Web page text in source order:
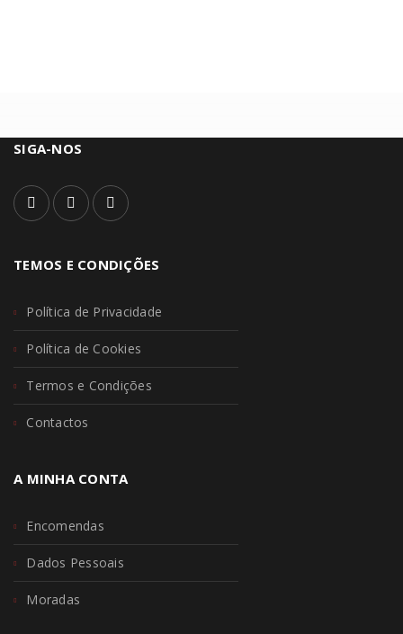
SIGA-NOS
TEMOS E CONDIÇÕES
Política de Privacidade
Política de Cookies
Termos e Condições
Contactos
A MINHA CONTA
Encomendas
Dados Pessoais
Moradas